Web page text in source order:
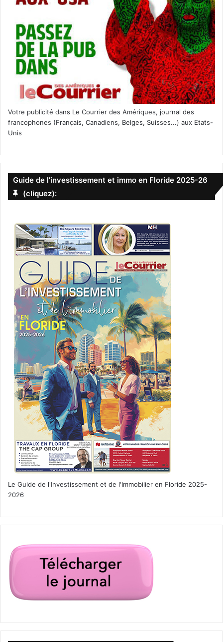
Votre publicité dans Le Courrier des Amériques, journal des
francophones (Français, Canadiens, Belges, Suisses...) aux Etats-
Unis
Guide de l’investissement et immo en Floride 2025-26
(cliquez):
Le Guide de l'Investissement et de l'Immobilier en Floride 2025-
2026